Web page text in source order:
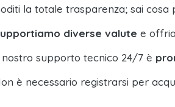
la totale trasparenza; sai cosa
diverse valute e
nostro supporto tecnico 24/7 è
è necessario registrarsi per